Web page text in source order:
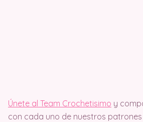
Únete al Team Crochetisimo y
con cada uno de nuestros